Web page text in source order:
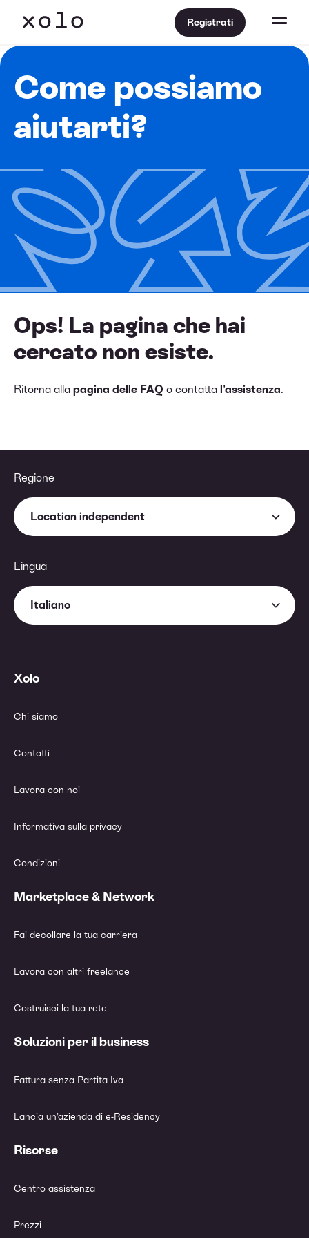
Registrati
Come possiamo
aiutarti?
Ops! La pagina che hai
cercato non esiste.
Ritorna alla pagina delle FAQ o contatta l'assistenza.
Regione
Location independent
Lingua
Italiano
Xolo
Chi siamo
Contatti
Lavora con noi
Informativa sulla privacy
Condizioni
Marketplace & Network
Fai decollare la tua carriera
Lavora con altri freelance
Costruisci la tua rete
Soluzioni per il business
Fattura senza Partita Iva
Lancia un’azienda di e-Residency
Risorse
Centro assistenza
Prezzi